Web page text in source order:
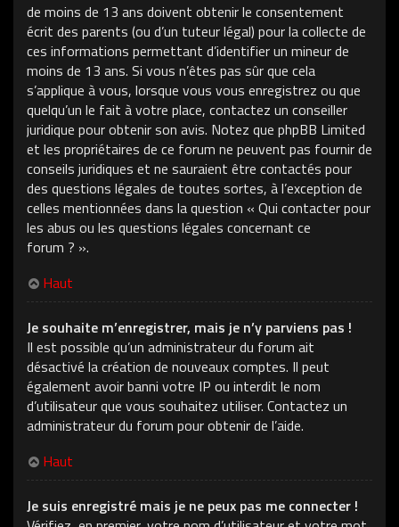
de moins de 13 ans doivent obtenir le consentement
écrit des parents (ou d’un tuteur légal) pour la collecte de
ces informations permettant d’identifier un mineur de
moins de 13 ans. Si vous n’êtes pas sûr que cela
s’applique à vous, lorsque vous vous enregistrez ou que
quelqu’un le fait à votre place, contactez un conseiller
juridique pour obtenir son avis. Notez que phpBB Limited
et les propriétaires de ce forum ne peuvent pas fournir de
conseils juridiques et ne sauraient être contactés pour
des questions légales de toutes sortes, à l’exception de
celles mentionnées dans la question « Qui contacter pour
les abus ou les questions légales concernant ce
forum ? ».
Haut
Je souhaite m’enregistrer, mais je n’y parviens pas !
Il est possible qu’un administrateur du forum ait
désactivé la création de nouveaux comptes. Il peut
également avoir banni votre IP ou interdit le nom
d’utilisateur que vous souhaitez utiliser. Contactez un
administrateur du forum pour obtenir de l’aide.
Haut
Je suis enregistré mais je ne peux pas me connecter !